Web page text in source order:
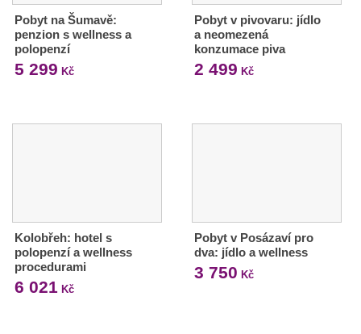
Pobyt na Šumavě:
penzion s wellness a
polopenzí
5 299 Kč
Pobyt v pivovaru: jídlo
a neomezená
konzumace piva
2 499 Kč
Kolobřeh: hotel s
polopenzí a wellness
procedurami
6 021 Kč
Pobyt v Posázaví pro
dva: jídlo a wellness
3 750 Kč